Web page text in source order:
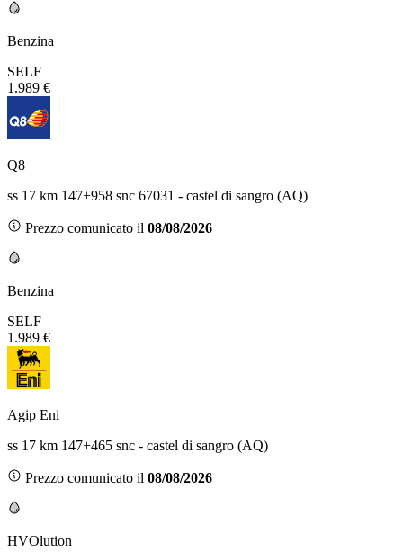
Benzina
SELF
1.989 €
Q8
ss 17 km 147+958 snc 67031 - castel di sangro (AQ)
Prezzo comunicato il 08/08/2026
Benzina
SELF
1.989 €
Agip Eni
ss 17 km 147+465 snc - castel di sangro (AQ)
Prezzo comunicato il 08/08/2026
HVOlution